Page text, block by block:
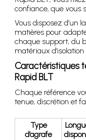
confiance, que vous
Vous disposez d’un
matières pour
chaque support, du
matériaux
Caractéristiques
Rapid BLT
Chaque référence
tenue, discrétion et
Type
d’agrafe